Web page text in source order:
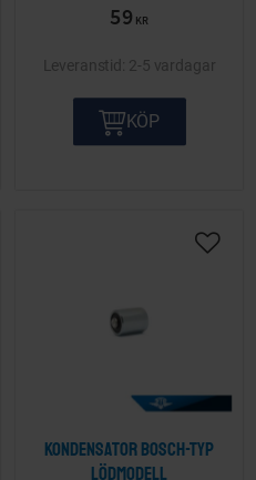
59 KR
2-5 vardagar
KÖP
Kondensator Bosch-typ
lödmodell